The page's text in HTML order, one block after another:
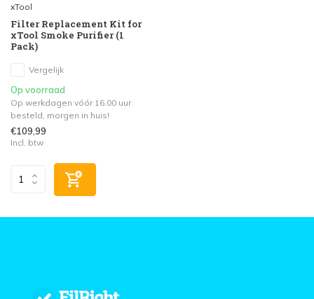
xTool
Filter Replacement Kit for
xTool Smoke Purifier (1
Pack)
Vergelijk
Op voorraad
Op werkdagen vóór 16.00 uur
besteld, morgen in huis!
€109,99
Incl. btw